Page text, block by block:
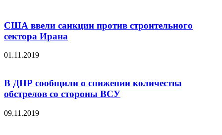
США ввели санкции против строительного
сектора Ирана
01.11.2019
В ДНР сообщили о снижении количества
обстрелов со стороны ВСУ
09.11.2019